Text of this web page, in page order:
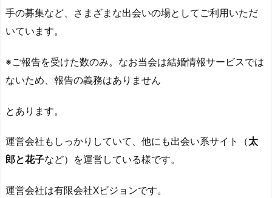
手の募集など、さまざまな出会いの場としてご利用いただ
いています。
※ご報告を受けた数のみ。なお当会は結婚情報サービスでは
ないため、報告の義務はありません
とあります。
運営会社もしっかりしていて、他にも出会い系サイト（太
郎と花子など）を運営している様です。
運営会社は有限会社Xビジョンです。